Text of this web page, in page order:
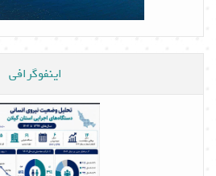
اینفوگرافی